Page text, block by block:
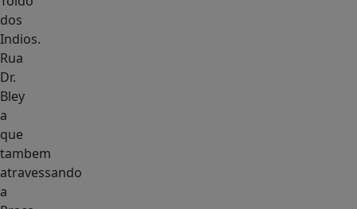
dos
Indios.
Rua
Dr.
Bley
a
que
tambem
atravessando
a